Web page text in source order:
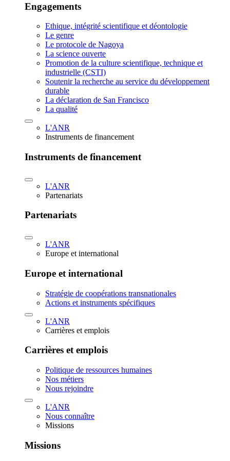
Engagements
Ethique, intégrité scientifique et déontologie
Le genre
Le protocole de Nagoya
La science ouverte
Promotion de la culture scientifique, technique et
industrielle (CSTI)
Soutenir la recherche au service du développement
durable
La déclaration de San Francisco
La qualité
L'ANR
Instruments de financement
Instruments de financement
L'ANR
Partenariats
Partenariats
L'ANR
Europe et international
Europe et international
Stratégie de coopérations transnationales
Actions et instruments spécifiques
L'ANR
Carrières et emplois
Carrières et emplois
Politique de ressources humaines
Nos métiers
Nous rejoindre
L'ANR
Nous connaître
Missions
Missions